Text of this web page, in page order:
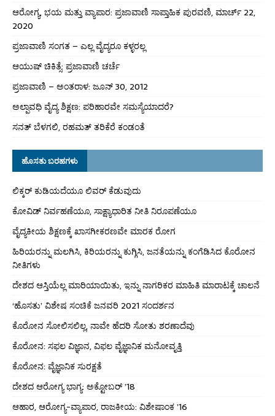
ಆರೋಗ್ಯ, ಭಯ ಮತ್ತು ವ್ಯಾಪಾರ: ಪ್ರಜಾವಾಣಿ ಸಾಪ್ತಾಹಿಕ ಪುರವಣಿ, ಮಾರ್ಚ್ 22,
2020
ಪ್ರಜಾವಾಣಿ ಸಂಗತ – ಎಲ್ಲ ವೈದ್ಯರೂ ಕಳ್ಳರಲ್ಲ
ಆಯುಷ್ ಚಿಕಿತ್ಸೆ: ಪ್ರಜಾವಾಣಿ ಚರ್ಚೆ
ಪ್ರಜಾವಾಣಿ – ಅಂತರಾಳ: ಜೂನ್ 30, 2012
ಅಲ್ಪಾವಧಿ ವೈದ್ಯ ಶಿಕ್ಷಣ: ಪರಿಹಾರವೇ ಸಮಸ್ಯೆಯಾದರೆ?
ಸನತ್ ಬೆಳಗಲಿ, ರಹಮತ್ ತರಿಕೆರೆ ಕಂಡಂತೆ
ಹೊಸತು ಬರಹಗಳು
ಲಿಕ್ಕರ್ ಕುಡಿಯದೆಯೂ ಲಿವರ್ ಕೆಡುವುದು
ಕೋವಿಡ್ ನಿರ್ವಹಣೆಯೂ, ಸಾಕ್ಷ್ಯಾಧಾರಿತ ನೀತಿ ನಿರೂಪಣೆಯೂ
ವೈದ್ಯಕೀಯ ಶಿಕ್ಷಣಕ್ಕೆ ಖಾಸಗೀಕರಣವೇ ಮಾರಕ ರೋಗ
ಹಿರಿಯರನ್ನು ಮಲಗಿಸಿ, ಕಿರಿಯರನ್ನು ಕುಗ್ಗಿಸಿ, ಜನತೆಯನ್ನು ಕಂಗೆಡಿಸಿದ ಕೊರೋನ
ನೀತಿಗಳು
ದೇಶದ ಆಸ್ತಿಯೆಲ್ಲ ಮಾರಿಯಾಯಿತು, ಇನ್ನು ನಾಗರಿಕರ ಮಾಹಿತಿ ಮಾರಾಟಕ್ಕೆ ಚಾಲನೆ
‘ಹೊಸತು’ ವಿಶೇಷ ಸಂಚಿಕೆ ಜನವರಿ 2021 ಸಂದರ್ಶನ
ಕೊರೋನ ಸೋಲಿಸಲಿಲ್ಲ, ನಾವೇ ಹೆದರಿ ಸೋತು ಶರಣಾದೆವು
ಕೊರೋನ: ಸಫಲ ವಿಜ್ಞಾನ, ವಿಫಲ ವೈಜ್ಞಾನಿಕ ಮನೋವೃತ್ತಿ
ಕೊರೋನ: ವೈಜ್ಞಾನಿಕ ಸುರಕ್ಷತೆ
ದೇಶದ ಆರೋಗ್ಯ ಭಾಗ್ಯ: ಅಕ್ಟೋಬರ್ ’18
ಆಹಾರ, ಆರೋಗ್ಯ-ವ್ಯಾಪಾರ, ರಾಜಕೀಯ: ವಿಶೇಷಾಂಕ ’16